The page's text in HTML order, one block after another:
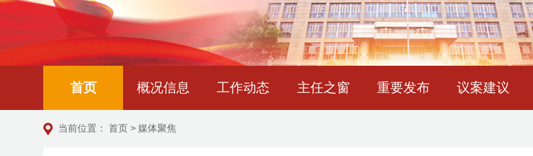
首页 概况信息 工作动态 主任之窗 重要发布 议案建议
当前位置： 首页 > 媒体聚焦